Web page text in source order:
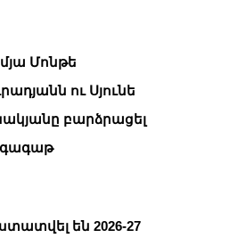
Մոնթե
ու Սյունե
բարձրացել
են 2026-27